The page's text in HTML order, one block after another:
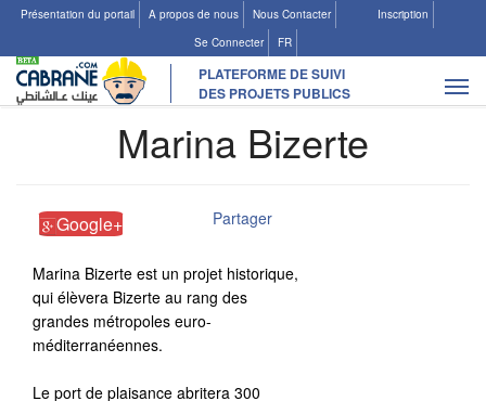
Présentation du portail A propos de nous Nous Contacter
Inscription
Se Connecter
FR
PLATEFORME DE SUIVI
DES PROJETS PUBLICS
Les Projets
Ajouter un projet existant
Suggérer un nouveau projet
Marina Bizerte
Google+ Partager
Marina Bizerte est un projet historique,
qui élèvera Bizerte au rang des
grandes métropoles euro-
méditerranéennes.
Le port de plaisance abritera 300